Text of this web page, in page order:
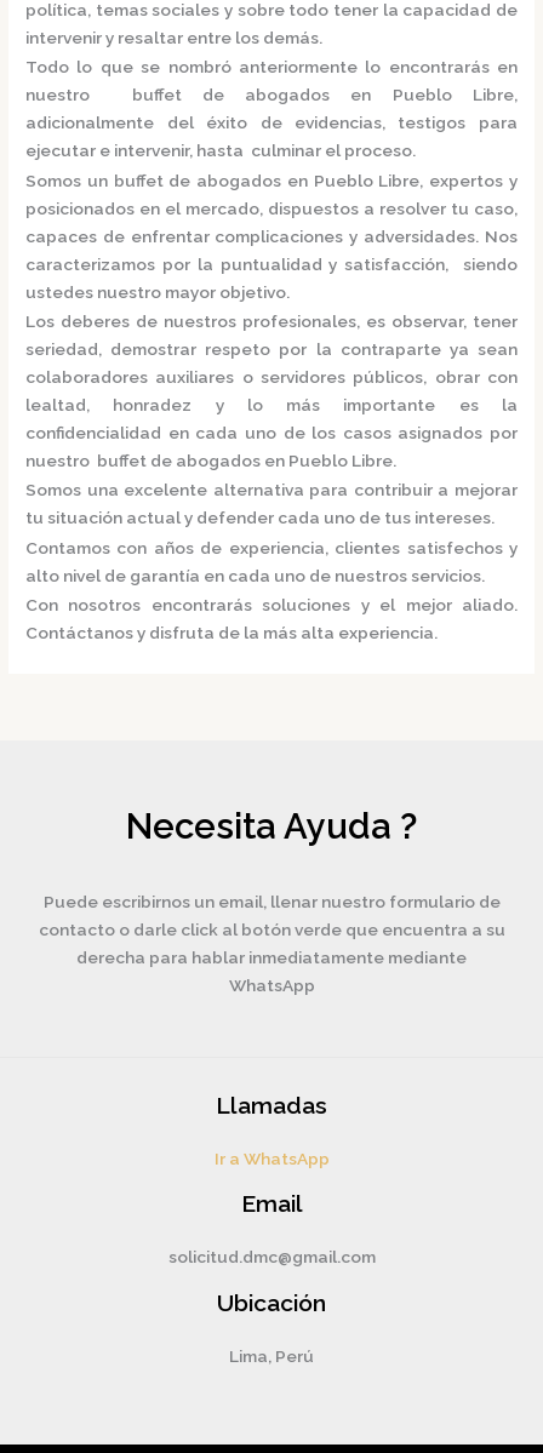
política, temas sociales y sobre todo tener la capacidad de
intervenir y resaltar entre los demás.
Todo lo que se nombró anteriormente lo encontrarás en
nuestro
buffet de abogados en Pueblo Libre,
adicionalmente del éxito de evidencias, testigos para
ejecutar e intervenir, hasta culminar el proceso.
Somos un buffet de abogados en Pueblo Libre, expertos y
posicionados en el mercado, dispuestos a resolver tu caso,
capaces de enfrentar complicaciones y adversidades. Nos
caracterizamos por la puntualidad y satisfacción, siendo
ustedes nuestro mayor objetivo.
Los deberes de nuestros profesionales, es observar, tener
seriedad, demostrar respeto por la contraparte ya sean
colaboradores auxiliares o servidores públicos, obrar con
lealtad, honradez y lo más importante es la
confidencialidad en cada uno de los casos asignados por
nuestro buffet de abogados en Pueblo Libre.
Somos una excelente alternativa para contribuir a mejorar
tu situación actual y defender cada uno de tus intereses.
Contamos con años de experiencia, clientes satisfechos y
alto nivel de garantía en cada uno de nuestros servicios.
Con nosotros encontrarás soluciones y el mejor aliado.
Contáctanos y disfruta de la más alta experiencia.
Necesita Ayuda ?
Puede escribirnos un email, llenar nuestro formulario de
contacto o darle click al botón verde que encuentra a su
derecha para hablar inmediatamente mediante
WhatsApp
Llamadas
Ir a WhatsApp
Email
solicitud.dmc@gmail.com
Ubicación
Lima, Perú